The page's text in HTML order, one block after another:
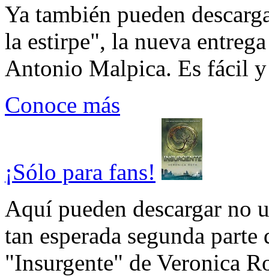
Ya también pueden
la estirpe", la nueva
Antonio Malpica. Es fácil
Conoce más
¡Sólo para fans!
Aquí pueden descargar no
tan esperada segunda
"Insurgente" de Veronica